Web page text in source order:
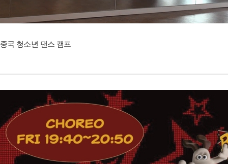
중국 청소년 댄스 캠프